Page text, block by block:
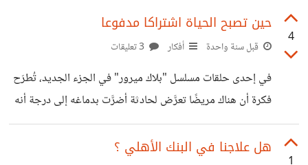
4
حين تصبح الحياة اشتراكا مدفوعا
قبل سنة واحدة أفكار
في إحدى حلقات مسلسل "بلاك ميرور" في الجزء الجديد، تُطرَح
فكرة أن هناك مريضًا تعرَّض لحادثة أضرَّت بدماغه إلى درجة أنه
لم يعد هناك أيُّ أمل في علاجه. وفجأةً، تظهر لأهل المريض شركةٌ
اكتشفت علاجًا جديدًا، حيث ستقوم بتركيب نُسخةٍ من أنسجتها
هل علاجنا في البنك الأهلي ؟